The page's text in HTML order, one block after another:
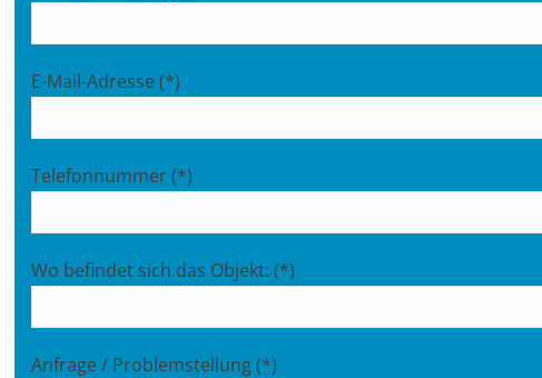
E-Mail-Adresse (*)
Telefonnummer (*)
Wo befindet sich das Objekt: (*)
Anfrage / Problemstellung (*)